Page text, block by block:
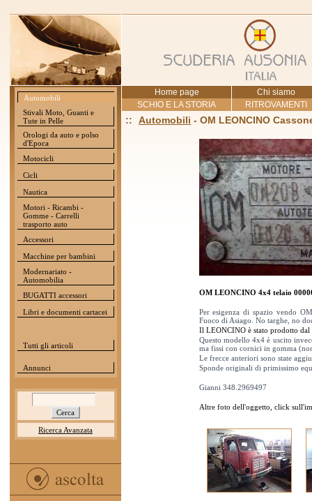
Automobili
Stivali Moto, Guanti e
Tute in Pelle
Orologi da auto e polso
d'Epoca
Motocicli
Cicli
Nautica
Motori - Ricambi -
Gomme - Carrelli
trasporto auto
Accessori
Macchine per bambini
Modernariato -
Automobilia
BUGATTI accessori
Libri e documenti cartacei
Tutti gli articoli
Annunci
Ricerca Avanzata
Home page
Chi siamo
SCHIO E LA STORIA
RITROVAMENTI
:: Automobili - OM LEONCINO
OM LEONCINO 4x4 telaio
Per esigenza di spazio vendo
Fuoco di Asiago. No targhe, no
Il LEONCINO è stato prodotto
Questo modello 4x4 è uscito
ma fissi con cornici in gomma
Le frecce anteriori sono state
Sponde originali di primissimo
Gianni 348.2969497
Altre foto dell'oggetto, click